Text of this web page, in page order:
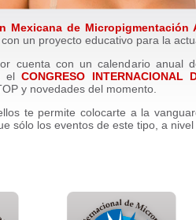
Mexicana de Micropigmentación
un proyecto educativo para la
cuenta con un calendario anual
elCONGRESO INTERNACIONAL
y novedades del momento.
te permite colocarte a la
sólo los eventos de este tipo, a